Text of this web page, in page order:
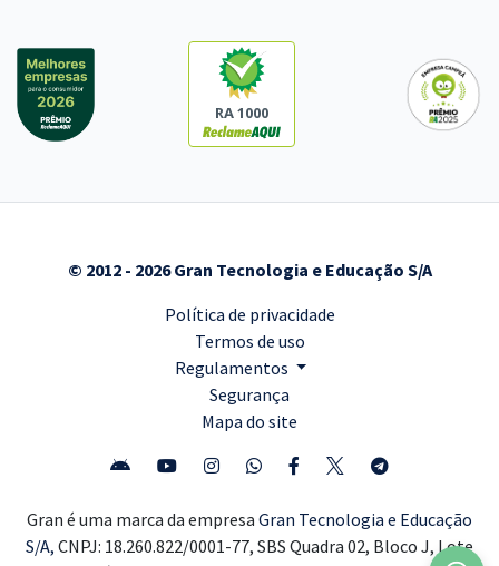
RA 1000
© 2012 - 2026 Gran Tecnologia e Educação S/A
Política de privacidade
Termos de uso
Regulamentos
Segurança
Mapa do site
Gran é uma marca da empresa Gran Tecnologia e Educação
S/A, CNPJ: 18.260.822/0001-77, SBS Quadra 02, Bloco J, Lote